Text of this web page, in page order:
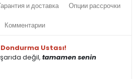
и доставка Опции рассрочки
Комментарии
Ustası!
değil, tamamen senin